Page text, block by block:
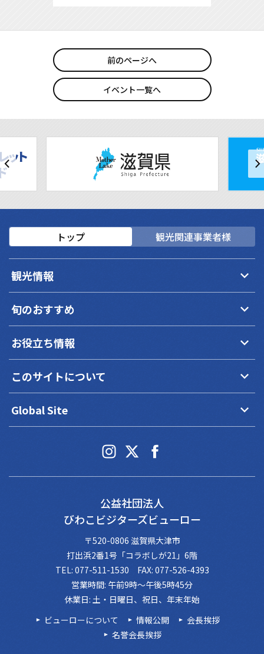
前のページへ
イベント一覧へ
トップ 観光関連事業者様
観光情報 keyboard_arrow_down
旬のおすすめ keyboard_arrow_down
お役立ち情報 keyboard_arrow_down
このサイトについて keyboard_arrow_down
Global Site keyboard_arrow_down
公益社団法人
びわこビジターズビューロー
〒520-0806 滋賀県大津市
打出浜2番1号「コラボしが21」6階
TEL: 077-511-1530 FAX: 077-526-4393
営業時間: 午前9時～午後5時45分
休業日: 土・日曜日、祝日、年末年始
ビューローについて
情報公開
会長挨拶
名誉会長挨拶